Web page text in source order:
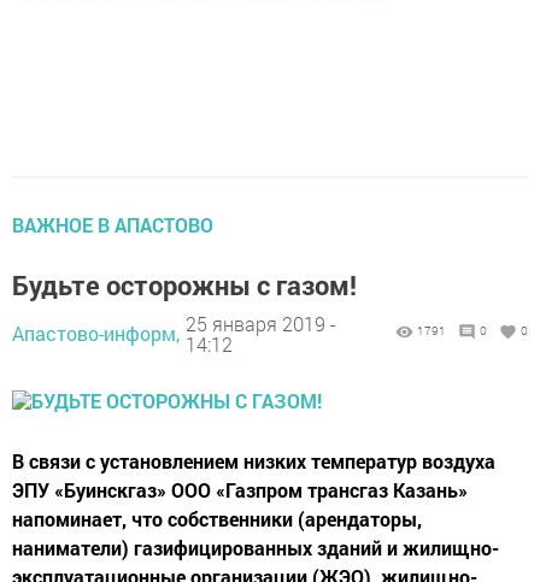
ВАЖНОЕ В АПАСТОВО
Будьте осторожны с газом!
Апастово-информ, 25 января 2019 -
14:12
1791 0 0
В связи с установлением низких температур воздуха
ЭПУ «Буинскгаз» ООО «Газпром трансгаз Казань»
напоминает, что собственники (арендаторы,
наниматели) газифицированных зданий и жилищно-
эксплуатационные организации (ЖЭО), жилищно-